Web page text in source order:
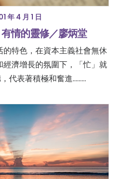
年 4 月 1 日
有情的靈修／廖炳堂
的特色，在資本主義社會無休
濟增長的氛圍下，「忙」就
代表著積極和奮進………